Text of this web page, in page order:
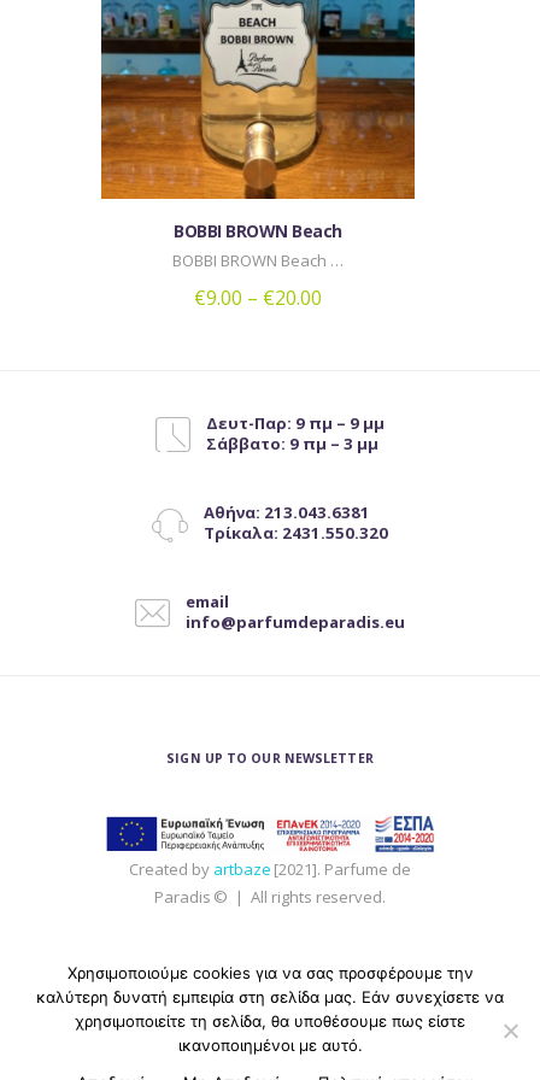
Οι
επιλογές
μπορούν
να
επιλεγούν
στη
σελίδα
προϊόντος
BOBBI BROWN Beach
BOBBI BROWN Beach …
€9.00 – €20.00
έχει
πολλαπλές
Οι
επιλογές
επιλεγούν
Δευτ-Παρ: 9 πμ – 9 μμ
Σάββατο: 9 πμ – 3 μμ
Αθήνα: 213.043.6381
Τρίκαλα: 2431.550.320
email
info@parfumdeparadis.eu
SIGN UP TO OUR NEWSLETTER
Created by artbaze [2021]. Parfume de
Paradis © | All rights reserved.
Χρησιμοποιούμε cookies για να σας προσφέρουμε την
καλύτερη δυνατή εμπειρία στη σελίδα μας. Εάν συνεχίσετε να
χρησιμοποιείτε τη σελίδα, θα υποθέσουμε πως είστε
ικανοποιημένοι με αυτό.